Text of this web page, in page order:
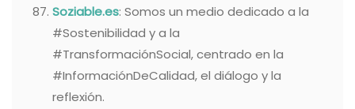
Soziable.es: Somos un medio dedicado a la
#Sostenibilidad y a la
#TransformaciónSocial, centrado en la
#InformaciónDeCalidad, el diálogo y la
reflexión.